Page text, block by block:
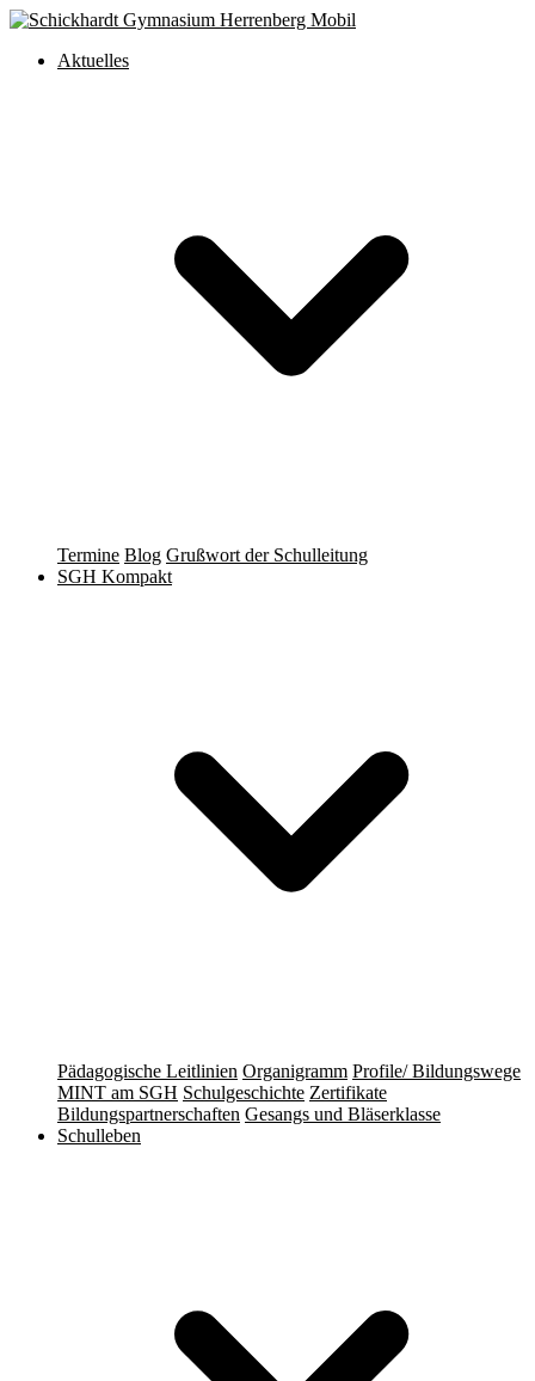
Aktuelles
Termine Blog Grußwort der Schulleitung
SGH Kompakt
Pädagogische Leitlinien Organigramm Profile/ Bildungswege
MINT am SGH Schulgeschichte Zertifikate
Bildungspartnerschaften Gesangs und Bläserklasse
Schulleben